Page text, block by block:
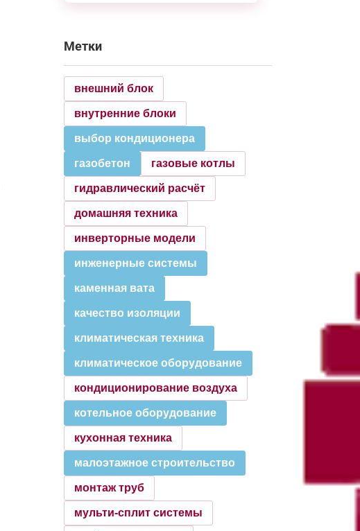
Метки
внешний блок
внутренние блоки
выбор кондиционера
газобетон газовые котлы
гидравлический расчёт
домашняя техника
инверторные модели
инженерные системы
каменная вата
качество изоляции
климатическая техника
климатическое оборудование
кондиционирование воздуха
котельное оборудование
кухонная техника
малоэтажное строительство
монтаж труб
мульти-сплит системы